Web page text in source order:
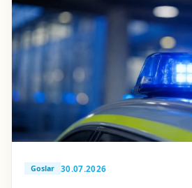
Goslar 30.07.2026